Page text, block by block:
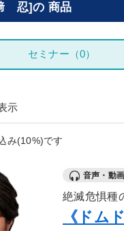
忍]の 商品
セミナー（0）
示
み(10%)です
音声・動画
絶滅危惧種
《ドム